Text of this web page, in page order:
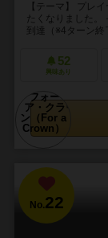
【テーマ】 プレ
たくなりました。
到達（※4ターン終
52
興味あり
No.22